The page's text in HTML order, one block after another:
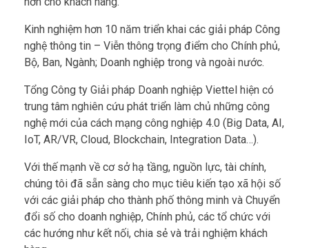
hơn cho khách hàng.
Kinh nghiệm hơn 10 năm triển khai các giải pháp Công
nghệ thông tin – Viễn thông trọng điểm cho Chính phủ,
Bộ, Ban, Ngành; Doanh nghiệp trong và ngoài nước.
Tổng Công ty Giải pháp Doanh nghiệp Viettel hiện có
trung tâm nghiên cứu phát triển làm chủ những công
nghệ mới của cách mạng công nghiệp 4.0 (Big Data, AI,
IoT, AR/VR, Cloud, Blockchain, Integration Data…).
Với thế mạnh về cơ sở hạ tầng, nguồn lực, tài chính,
chúng tôi đã sẵn sàng cho mục tiêu kiến tạo xã hội số
với các giải pháp cho thành phố thông minh và Chuyển
đổi số cho doanh nghiệp, Chính phủ, các tổ chức với
các hướng như kết nối, chia sẻ và trải nghiệm khách